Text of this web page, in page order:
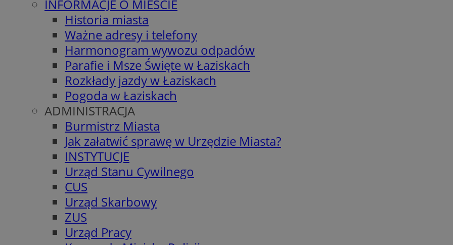
INFORMACJE O MIEŚCIE
Historia miasta
Ważne adresy i telefony
Harmonogram wywozu odpadów
Parafie i Msze Święte w Łaziskach
Rozkłady jazdy w Łaziskach
Pogoda w Łaziskach
ADMINISTRACJA
Burmistrz Miasta
Jak załatwić sprawę w Urzędzie Miasta?
INSTYTUCJE
Urząd Stanu Cywilnego
CUS
Urząd Skarbowy
ZUS
Urząd Pracy